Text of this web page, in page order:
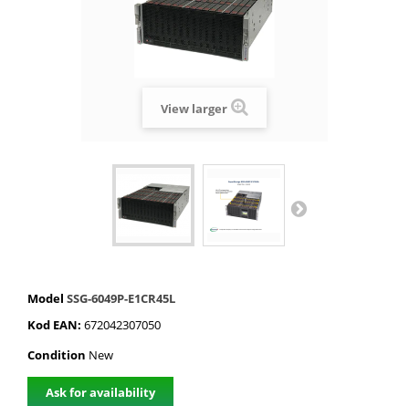
View larger
Model SSG-6049P-E1CR45L
Kod EAN: 672042307050
Condition New
Ask for availability